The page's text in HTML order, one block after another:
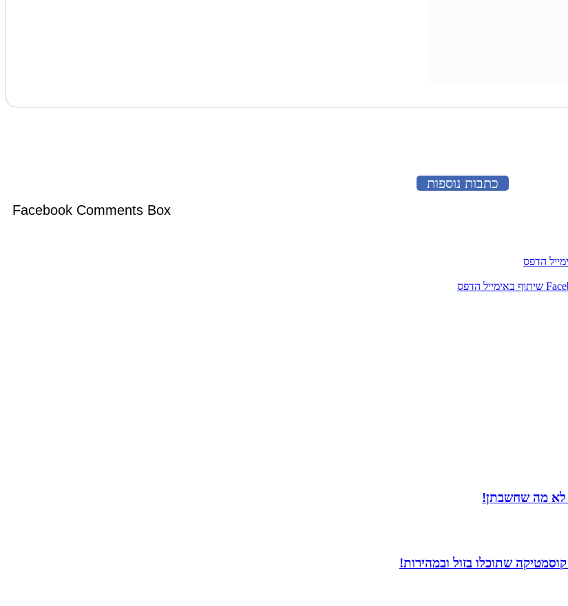
כתבות נוספות
Facebook Comments Box
הדפס
שיתוף באימייל הדפס
לא מה שחשבתן!